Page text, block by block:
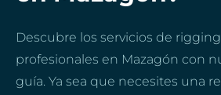
Descubre los servicios de
profesionales en Mazagón con
guía. Ya sea que necesites una